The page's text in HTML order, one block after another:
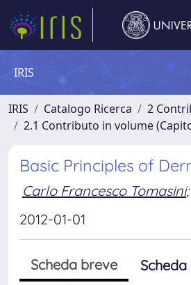
IRIS
IRIS Catalogo Ricerca
2
2.1 Contributo in volume
Basic Principles of
Carlo Francesco Tomasini;
2012-01-01
Scheda breve